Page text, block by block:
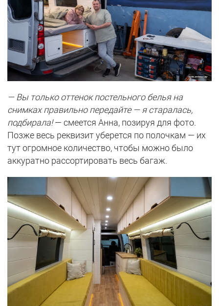
— Вы только оттенок постельного белья на
снимках правильно передайте — я старалась,
подбирала!— смеется Анна, позируя для фото.
Позже весь реквизит уберется по полочкам — их
тут огромное количество, чтобы можно было
аккуратно рассортировать весь багаж.